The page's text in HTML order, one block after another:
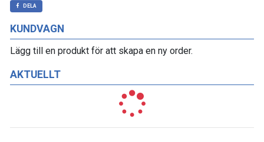
KUNDVAGN
Lägg till en produkt för att skapa en ny order.
AKTUELLT
DELA